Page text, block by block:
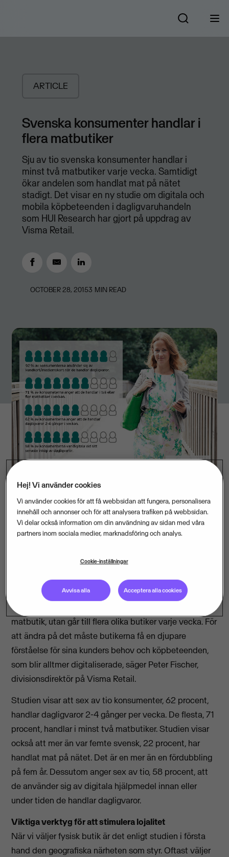
ARTICLE
Svenska konsumenter handlar i
flera matbutiker
Sju av tio svenska konsumenter handlar i
minst två matbutiker varje vecka. Samtidigt
ökar andelen som handlat mat på nätet
stadigt. Det visar en ny studie om digitala och
mobila köpbeteenden i dagligvaruhandeln
som HUI Research har gjort på uppdrag av
Visma Retail.
OCTOBER 28, 20153 MIN READ
Sju av tio svenska konsumenter handlar i minst två
matbutiker varje vecka. Samtidigt ökar andelen som
om digitala och mobila köpbeteenden i
uppdrag av Visma Retail.
– Konsumenter känner inte lojalitet med en enskild
matbutik, utan går till flera olika butiker varje vecka. För
att ändra på det måste butikerna få en djupare
förståelse för sina kunders behov och köpbeteenden,
som blir alltmer digitaliserade, säger Peter Fischer,
divisionsdirektör på Visma Retail.
Studien visar att sex av tio konsumenter, 62 procent,
handlar dagligvaror 2-4 gånger per vecka. De flesta, 71
procent, handlar i minst två matbutiker. Studien visar
också att mer än var femte svensk, 22 procent, har
handlat mat på nätet. Det är en mer än en fördubbling
på fem år. Dessutom anger sex av tio, 58 procent, att
de använder sig av digitala hjälpmedel innan eller
under tiden de handlar dagligvaror.
Viktiga verktyg för att stimulera lojalitet
När vi väljer fysisk butik är det enligt studien i första
hand den geografiska närheten som styr. Oftast väljer
Hej! Vi använder cookies
Vi använder cookies för att få webbsidan att fungera, personalisera
innehåll och annonser och för att analysera trafiken på webbsidan.
Vi delar också information om din användning av sidan med våra
partners inom sociala medier, marknadsföring och analys.
Cookie-inställningar
Avvisa alla Acceptera alla cookies